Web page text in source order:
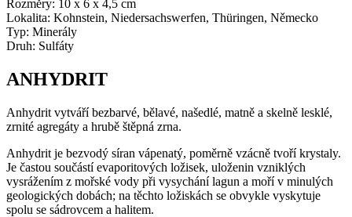
Rozměry: 10 x 6 x 4,5 cm
Lokalita: Kohnstein, Niedersachswerfen, Thüringen, Německo
Typ: Minerály
Druh: Sulfáty
ANHYDRIT
Anhydrit vytváří bezbarvé, bělavé, našedlé, matně a skelně lesklé,
zrnité agregáty a hrubě štěpná zrna.
Anhydrit je bezvodý síran vápenatý, poměrně vzácně tvoří krystaly.
Je častou součástí evaporitových ložisek, uloženin vzniklých
vysrážením z mořské vody při vysychání lagun a moří v minulých
geologických dobách; na těchto ložiskách se obvykle vyskytuje
spolu se sádrovcem a halitem.